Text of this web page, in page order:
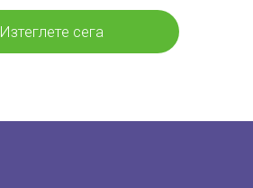
Изтеглете сега